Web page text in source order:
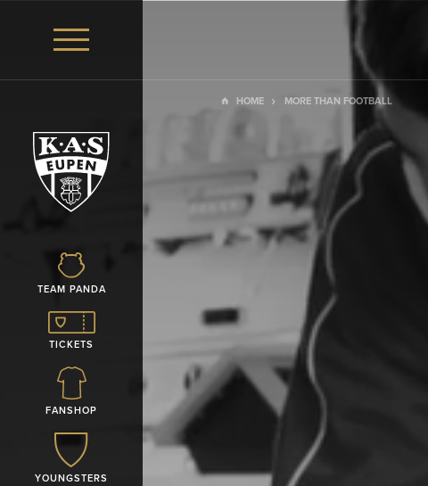
TEAM PANDA
TICKETS
FANSHOP
YOUNGSTERS
HOME MORE THAN FOOTBALL